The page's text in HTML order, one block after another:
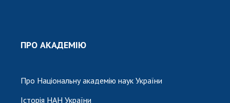
ПРО АКАДЕМІЮ
Про Національну академію наук України
Історія НАН України